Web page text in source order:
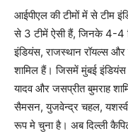
आईपीएल की टीमों में से टीम
से 3 टीमें ऐसी हैं, जिनके 4-4
इंडियंस, राजस्थान रॉयल्स
शामिल हैं। जिसमें मुंबई इंडियंस
यादव और जसप्रीत बुमराह
सैमसन, युजवेन्द्र चहल,
रूप मे चुना है। अब दिल्ली